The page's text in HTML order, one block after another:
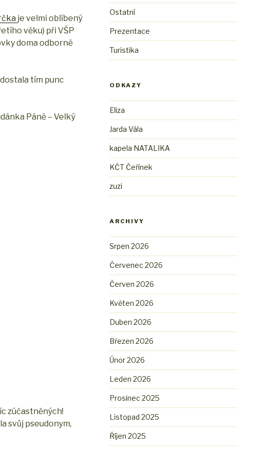
je velmi oblíbený
věku) při VŠP
doma odborně
tím punc
Páně – Velký
zúčastněných!
svůj pseudonym,
Ostatní
Prezentace
Turistika
ODKAZY
Eliza
Jarda Vála
kapela NATALIKA
KČT Čeřínek
zuzi
ARCHIVY
Srpen 2026
Červenec 2026
Červen 2026
Květen 2026
Duben 2026
Březen 2026
Únor 2026
Leden 2026
Prosinec 2025
Listopad 2025
Říjen 2025